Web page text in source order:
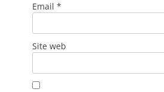
Email *
Site web